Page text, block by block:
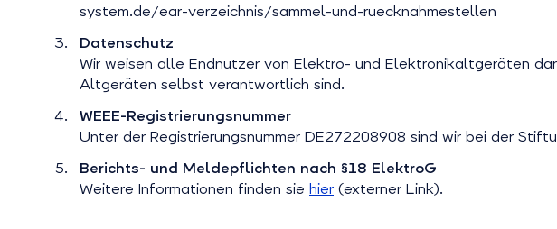
system.de/ear-verzeichnis/sammel-und-ruecknahmestellen
Datenschutz
Wir weisen alle Endnutzer von Elektro- und Elektronikaltgeräten
Altgeräten selbst verantwortlich sind.
WEEE-Registrierungsnummer
Unter der Registrierungsnummer DE272208908 sind wir bei der
Berichts- und Meldepflichten nach §18 ElektroG
Weitere Informationen finden sie hier (externer Link).